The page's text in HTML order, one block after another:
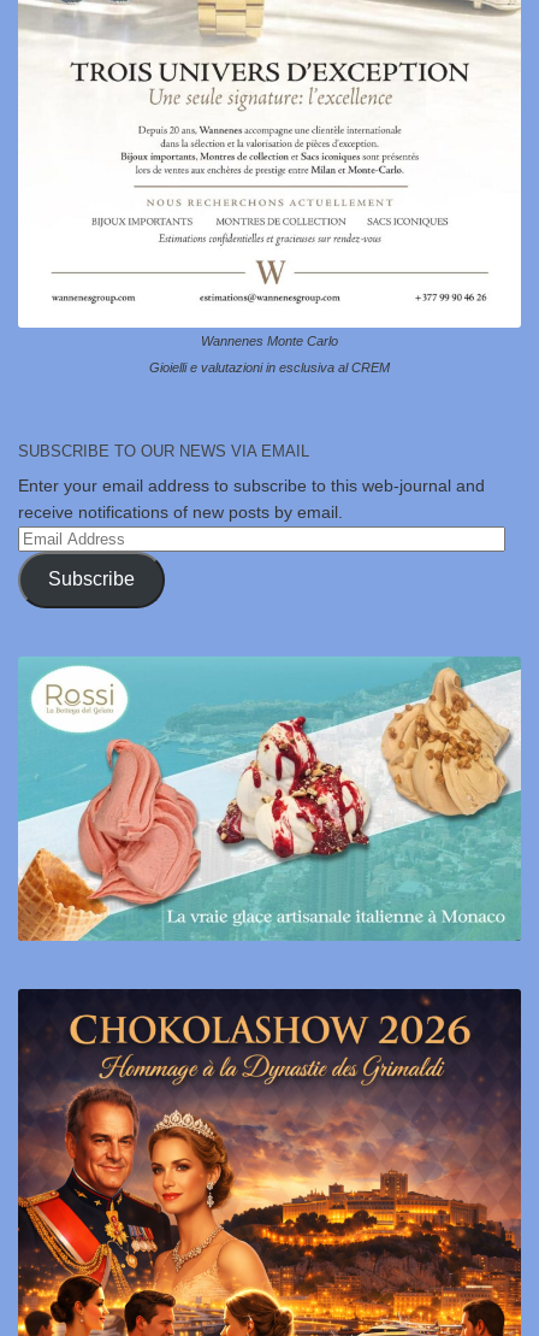
Wannenes Monte Carlo
Gioielli e valutazioni in esclusiva al CREM
SUBSCRIBE TO OUR NEWS VIA EMAIL
Enter your email address to subscribe to this web-journal and
receive notifications of new posts by email.
Email
Address
Subscribe